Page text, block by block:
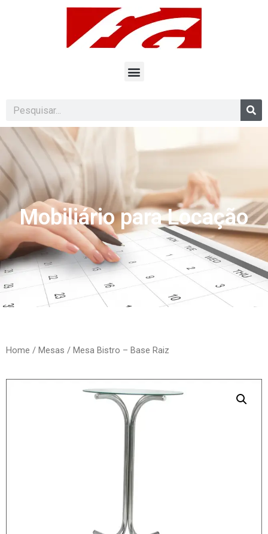
Mobiliário para Locação
Home / Mesas / Mesa Bistro – Base Raiz